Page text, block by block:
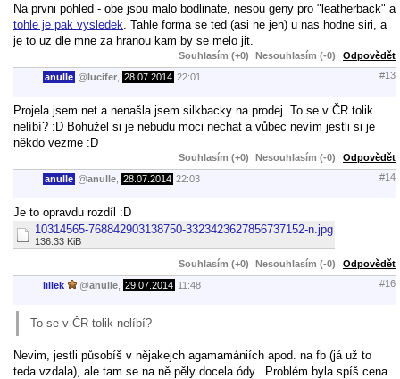
Na prvni pohled - obe jsou malo bodlinate, nesou geny pro "leatherback" a
tohle je pak vysledek . Tahle forma se ted (asi ne jen) u nas hodne siri, a
je to uz dle mne za hranou kam by se melo jit.
Souhlasím (+0) Nesouhlasím (-0) Odpovědět
anulle @ lucifer 28.07.2014 22:01 #13
Projela jsem net a nenašla jsem silkbacky na prodej. To se v ČR tolik
nelíbí? :D Bohužel si je nebudu moci nechat a vůbec nevím jestli si je
někdo vezme :D
Souhlasím (+0) Nesouhlasím (-0) Odpovědět
anulle @anulle 28.07.2014 22:03 #14
Je to opravdu rozdíl :D
10314565-768842903138750-3323423627856737152-n.jpg
136.33 KiB
Souhlasím (+0) Nesouhlasím (-0) Odpovědět
lillek @anulle 29.07.2014 11:48 #16
To se v ČR tolik nelíbí?
Nevim, jestli působíš v nějakejch agamamániích apod. na fb (já už to
teda vzdala), ale tam se na ně pěly docela ódy.. Problém byla spíš cena..